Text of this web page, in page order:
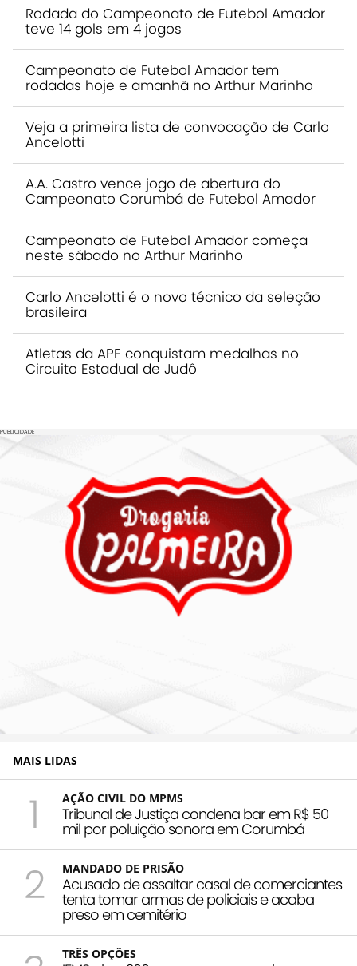
Rodada do Campeonato de Futebol Amador
teve 14 gols em 4 jogos
Campeonato de Futebol Amador tem
rodadas hoje e amanhã no Arthur Marinho
Veja a primeira lista de convocação de Carlo
Ancelotti
A.A. Castro vence jogo de abertura do
Campeonato Corumbá de Futebol Amador
Campeonato de Futebol Amador começa
neste sábado no Arthur Marinho
Carlo Ancelotti é o novo técnico da seleção
brasileira
Atletas da APE conquistam medalhas no
Circuito Estadual de Judô
PUBLICIDADE
MAIS LIDAS
1 AÇÃO CIVIL DO MPMS
Tribunal de Justiça condena bar em R$ 50
mil por poluição sonora em Corumbá
2 MANDADO DE PRISÃO
Acusado de assaltar casal de comerciantes
tenta tomar armas de policiais e acaba
preso em cemitério
TRÊS OPÇÕES